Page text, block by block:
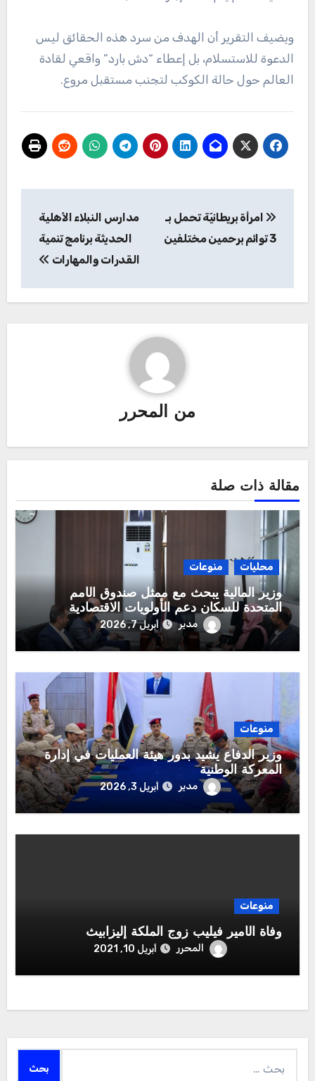
ويضيف التقرير أن الهدف من سرد هذه الحقائق ليس
الدعوة للاستسلام، بل إعطاء “دش بارد” واقعي لقادة
العالم حول حالة الكوكب لتجنب مستقبل مروع.
المقالات
امرأة بريطانيّة تحمل بـ
3 توائم برحمين مختلفين
مدارس النبلاء الأهلية
الحديثة برنامج تنمية
القدرات والمهارات
من المحرر
مقالة ذات صلة
محليات منوعات
وزير المالية يبحث مع ممثل صندوق الأمم
المتحدة للسكان دعم الأولويات الاقتصادية
مدير أبريل 7, 2026
منوعات
وزير الدفاع يشيد بدور هيئة العمليات في إدارة
المعركة الوطنية
مدير أبريل 3, 2026
منوعات
وفاة الأمير فيليب زوج الملكة إليزابيث
المحرر أبريل 10, 2021
عن: